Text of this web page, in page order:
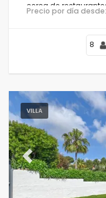
cerca de
de la playa Cala
Precio por día desde:
8
VILLA
Previous